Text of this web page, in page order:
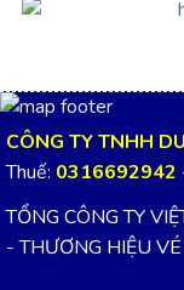
CÔNG TY TNHH
Thuế: 0316692942
TỔNG CÔNG TY
- THƯƠNG HIỆU